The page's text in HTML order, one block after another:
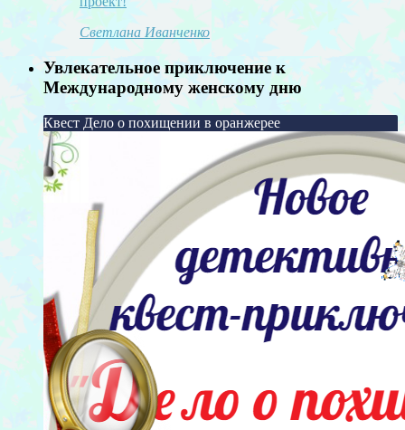
Светлана Иванченко
Увлекательное приключение к
Международному женскому дню
Квест Дело о похищении в оранжерее